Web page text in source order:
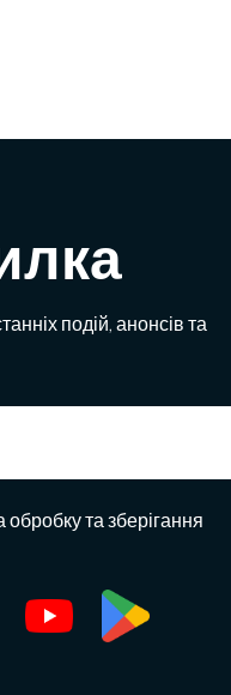
подій, анонсів та
та зберігання